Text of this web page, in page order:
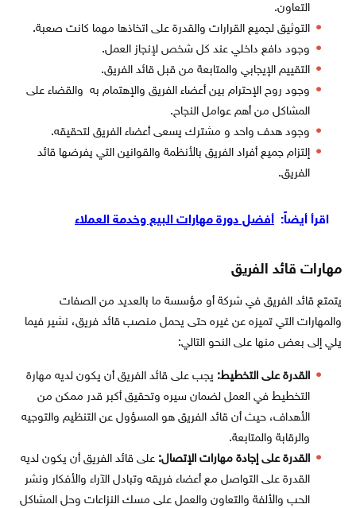
التعاون.
التوثيق لجميع القرارات والقدرة على اتخاذها مهما كانت صعبة.
وجود دافع داخلي عند كل شخص لإنجاز العمل.
التقييم الإيجابي والمتابعة من قبل قائد الفريق.
وجود روح الإحترام بين أعضاء الفريق والإهتمام به والقضاء على
المشاكل من أهم عوامل النجاح.
وجود هدف واحد و مشترك يسعى أعضاء الفريق لتحقيقه.
إلتزام جميع أفراد الفريق بالأنظمة والقوانين التي يفرضها قائد
الفريق.
اقرأ أيضاً: أفضل دورة مهارات البيع وخدمة العملاء
مهارات قائد الفريق
يتمتع قائد الفريق في شركة أو مؤسسة ما بالعديد من الصفات
والمهارات التي تميزه عن غيره حتى يحمل منصب قائد فريق، نشير فيما
يلي إلى بعض منها على النحو التالي:
القدرة على التخطيط: يجب على قائد الفريق أن يكون لديه مهارة
التخطيط في العمل لضمان سيره وتحقيق أكبر قدر ممكن من
الأهداف، حيث أن قائد الفريق هو المسؤول عن التنظيم والتوجيه
والرقابة والمتابعة.
القدرة على إجادة مهارات الإتصال: على قائد الفريق أن يكون لديه
القدرة على التواصل مع أعضاء فريقه وتبادل الآراء والأفكار ونشر
الحب والألفة والتعاون والعمل على مسك النزاعات وحل المشاكل